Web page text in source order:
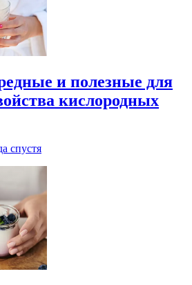
и полезные для
кислородных
спустя